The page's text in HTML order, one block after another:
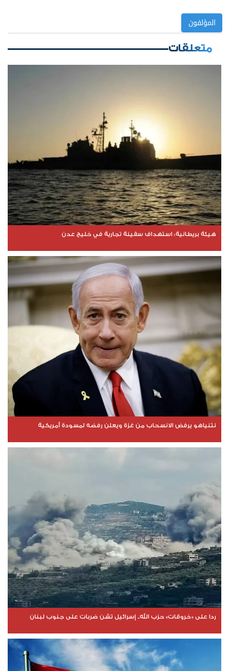
المؤلفون
متعلقات
هيئة بريطانية: استهداف سفينة تجارية في خليج عدن
نتنياهو يرفض الانسحاب من غزة ويعلن رفضه لمسودة أمريكية
ردا على «خروقات» حزب الله.. إسرائيل تشن ضربات على جنوب لبنان